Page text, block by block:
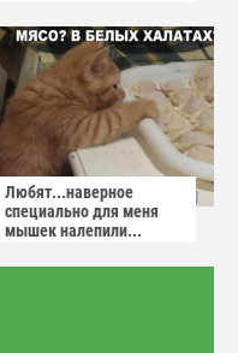
Любят...наверное
специально для меня
мышек налепили...